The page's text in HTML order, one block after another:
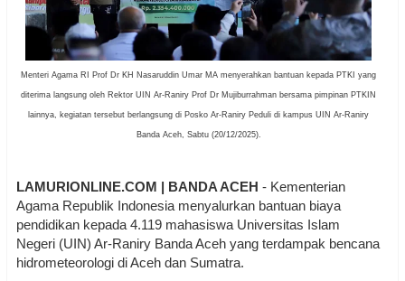
Menteri Agama RI Prof Dr KH Nasaruddin Umar MA menyerahkan bantuan kepada PTKI yang
diterima langsung oleh Rektor UIN Ar-Raniry Prof Dr Mujiburrahman bersama pimpinan PTKIN
lainnya, kegiatan tersebut berlangsung di Posko Ar-Raniry Peduli di kampus UIN Ar-Raniry
Banda Aceh, Sabtu (20/12/2025).
LAMURIONLINE.COM | BANDA ACEH - Kementerian
Agama Republik Indonesia menyalurkan bantuan biaya
pendidikan kepada 4.119 mahasiswa Universitas Islam
Negeri (UIN) Ar-Raniry Banda Aceh yang terdampak bencana
hidrometeorologi di Aceh dan Sumatra.